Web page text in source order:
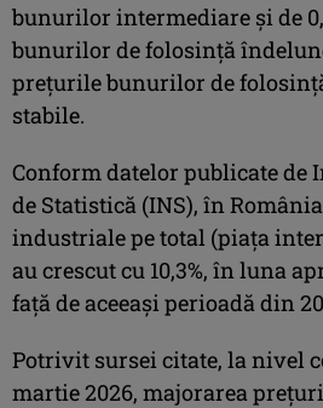
bunurilor intermediare şi de
bunurilor de folosinţă
preţurile bunurilor de
stabile.
Conform datelor publicate
de Statistică (INS), în
industriale pe total (piaţa
au crescut cu 10,3%, în luna
faţă de aceeaşi perioadă din
Potrivit sursei citate, la nivel
martie 2026, majorarea